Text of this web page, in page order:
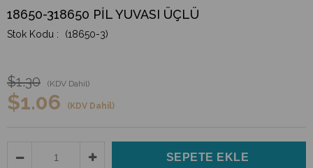
18650-318650 PİL YUVASI ÜÇLÜ
(18650-3)
$1.30 (KDV Dahil)
$1.06 (KDV Dahil)